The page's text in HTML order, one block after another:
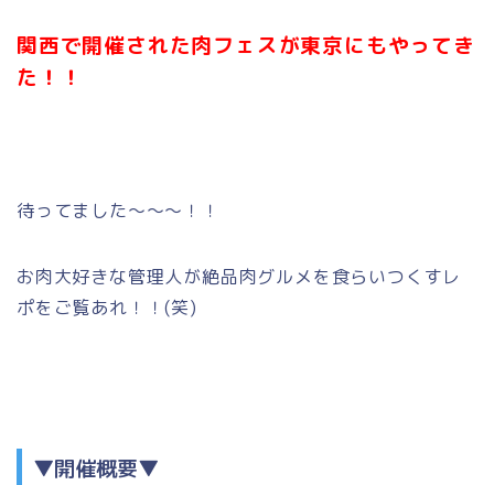
関西で開催された肉フェスが東京にもやってき
た！！
待ってました～～～！！
お肉大好きな管理人が絶品肉グルメを食らいつくすレ
ポをご覧あれ！！(笑)
▼開催概要▼